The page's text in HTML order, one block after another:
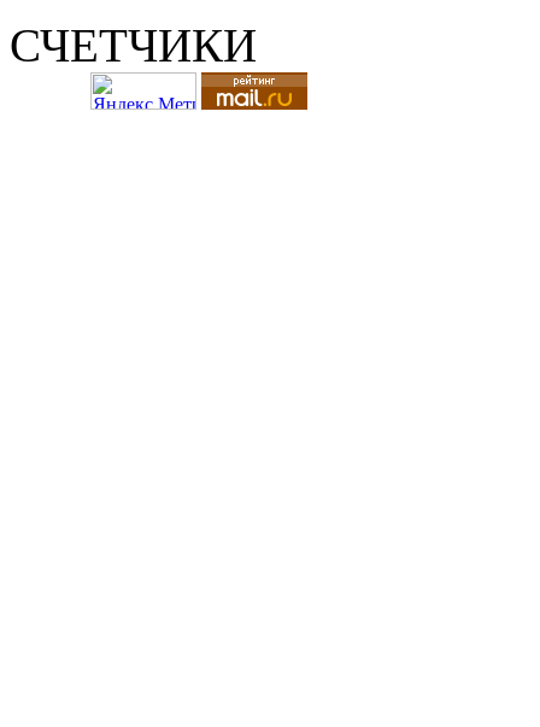
СЧЕТЧИКИ